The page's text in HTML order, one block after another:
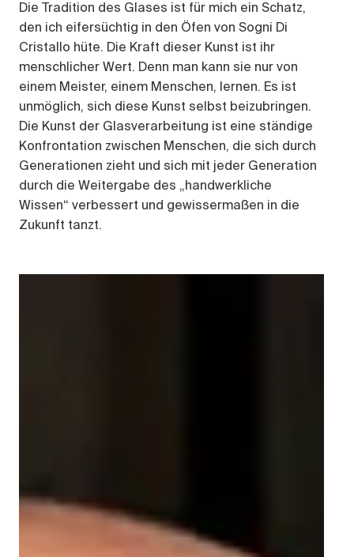
Die Tradition des Glases ist für mich ein Schatz,
den ich eifersüchtig in den Öfen von Sogni Di
Cristallo hüte. Die Kraft dieser Kunst ist ihr
menschlicher Wert. Denn man kann sie nur von
einem Meister, einem Menschen, lernen. Es ist
unmöglich, sich diese Kunst selbst beizubringen.
Die Kunst der Glasverarbeitung ist eine ständige
Konfrontation zwischen Menschen, die sich durch
Generationen zieht und sich mit jeder Generation
durch die Weitergabe des „handwerkliche
Wissen“ verbessert und gewissermaßen in die
Zukunft tanzt.